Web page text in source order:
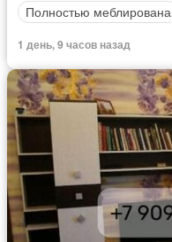
Полностью меблирована
1 день, 9 часов назад